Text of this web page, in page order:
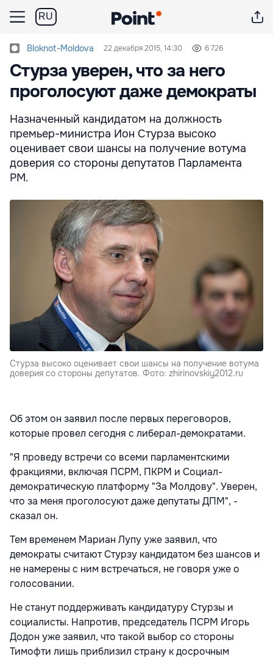
RU
Bloknot-Moldova 22 декабря 2015, 14:30 6 726
Стурза уверен, что за него
проголосуют даже демократы
Назначенный кандидатом на должность
премьер-министра Ион Стурза высоко
оценивает свои шансы на получение вотума
доверия со стороны депутатов Парламента
РМ.
Стурза высоко оценивает свои шансы на получение вотума
доверия со стороны депутатов. Фото: zhirinovskiy2012.ru
Об этом он заявил после первых переговоров,
которые провел сегодня с либерал-демократами.
"Я проведу встречи со всеми парламентскими
фракциями, включая ПСРМ, ПКРМ и Социал-
демократическую платформу "За Молдову". Уверен,
что за меня проголосуют даже депутаты ДПМ", -
сказал он.
Тем временем Мариан Лупу уже заявил, что
демократы считают Стурзу кандидатом без шансов и
не намерены с ним встречаться, не говоря уже о
голосовании.
Не станут поддерживать кандидатуру Стурзы и
социалисты. Напротив, председатель ПСРМ Игорь
Додон уже заявил, что такой выбор со стороны
Тимофти лишь приблизил страну к досрочным